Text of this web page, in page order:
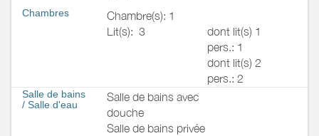
Chambres
Chambre(s): 1
Lit(s): 3
dont lit(s) 1
pers.: 1
dont lit(s) 2
pers.: 2
Salle de bains
/ Salle d'eau
Salle de bains avec
douche
Salle de bains privée